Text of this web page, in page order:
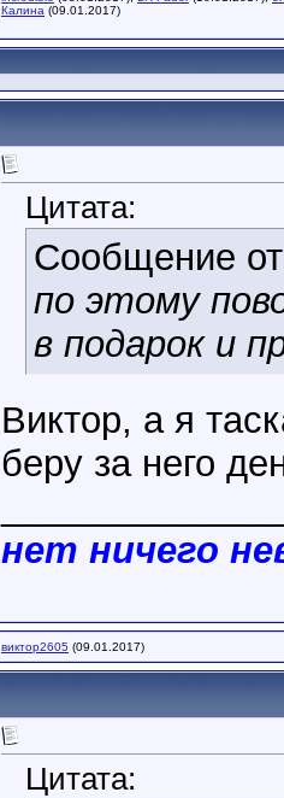
Калина (09.01.2017)
Цитата:
Сообщение
по этому
в подарок и
Виктор, а я
беру за него
нет ничего
виктор2605 (09.01.2017)
Цитата: